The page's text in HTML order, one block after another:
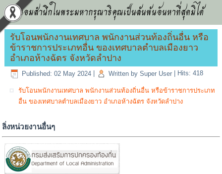
น้อมสำนึกในพระมหากรุณาธิคุณเป็นล้นพ้นอันหาที่สุดมิได้
รับโอนพนักงานเทศบาล พนักงานส่วนท้องถิ่นอื่น หรือ
ข้าราชการประเภทอื่น ของเทศบาลตำบลเมืองยาว
อำเภอห้างฉัตร จังหวัดลำปาง
Published: 02 May 2024 Written by Super User Hits: 418
รับโอนพนักงานเทศบาล พนักงานส่วนท้องถิ่นอื่น หรือข้าราชการประเภท
อื่น ของเทศบาลตำบลเมืองยาว อำเภอห้างฉัตร จังหวัดลำปาง
ลิ่งหน่วยงานอื่นๆ